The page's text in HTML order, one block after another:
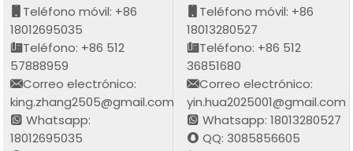
Teléfono móvil: +86
18012695035
Teléfono: +86 512
57888959
Correo electrónico:
king.zhang2505@gmail.com
Whatsapp:
18012695035
Teléfono móvil: +86
18013280527
Teléfono: +86 512
36851680
Correo electrónico:
yin.hua2025001@gmail.com
Whatsapp: 18013280527
QQ: 3085856605